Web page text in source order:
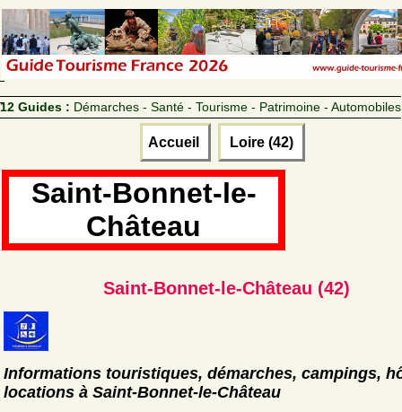
12 Guides : Démarches - Santé - Tourisme - Patrimoine - Automobiles
Accueil Loire (42)
Saint-Bonnet-le-
Château
Saint-Bonnet-le-Château (42)
Informations touristiques, démarches, campings,
locations à Saint-Bonnet-le-Château